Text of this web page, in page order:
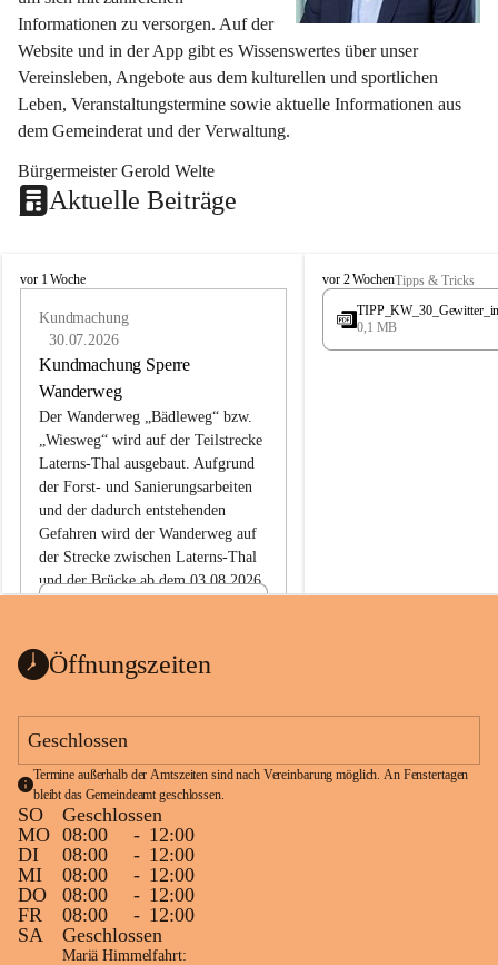
Informationen zu versorgen. Auf der
Website und in der App gibt es Wissenswertes über unser
Vereinsleben, Angebote aus dem kulturellen und sportlichen
Leben, Veranstaltungstermine sowie aktuelle Informationen aus
dem Gemeinderat und der Verwaltung.
Bürgermeister Gerold Welte
Aktuelle Beiträge
L
vor 1 Woche
Kundmachung
30.07.2026
Kundmachung Sperre
Wanderweg
Der Wanderweg „Bädleweg“ bzw.
„Wiesweg“ wird auf der Teilstrecke
Laterns-Thal ausgebaut. Aufgrund
der Forst- und Sanierungsarbeiten
und der dadurch entstehenden
Gefahren wird der Wanderweg auf
der Strecke zwischen Laterns-Thal
und der Brücke ab dem 03.08.2026
ht
1 Seite•0,1 MB
L
a
e
vor 2 WochenTipps & Tricks
0,1 MB
Öffnungszeiten
Geschlossen
Termine außerhalb der Amtszeiten sind nach Vereinbarung möglich. An Fenstertagen
bleibt das Gemeindeamt geschlossen.
SO
Geschlossen
MO 08:00 - 12:00
DI
08:00 - 12:00
MI
08:00 - 12:00
DO
08:00 - 12:00
FR
08:00 - 12:00
SA
Geschlossen
Mariä Himmelfahrt: